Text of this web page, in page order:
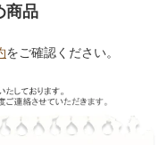
商品
をご確認ください。